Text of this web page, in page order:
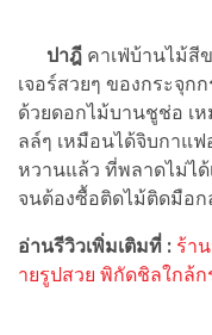
ปาฎี คาเฟ่บ้านไม้สี
เจอร์สวยๆ ของกระจุก
ด้วยดอกไม้บานชูช่อ เ
ลล์ๆ เหมือนได้จิบกาแ
หวานแล้ว ที่พลาดไม่ไ
จนต้องซื้อติดไม้ติดมือก
อ่านรีวิวเพิ่มเติมที่ : ร้า
ายรูปสวย พิกัดชิลใกล้ก